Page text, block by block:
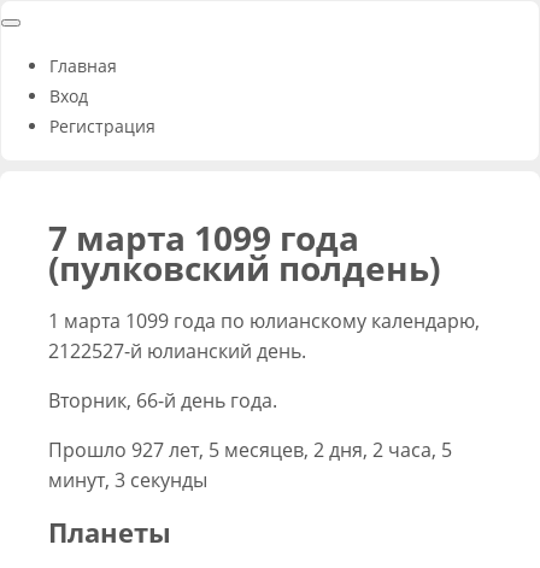
Главная
Вход
Регистрация
7 марта 1099 года
(пулковский полдень)
1 марта 1099 года по юлианскому календарю,
2122527-й юлианский день.
Вторник, 66-й день года.
Прошло 927 лет, 5 месяцев, 2 дня, 2 часа, 5
минут, 3 секунды
Планеты